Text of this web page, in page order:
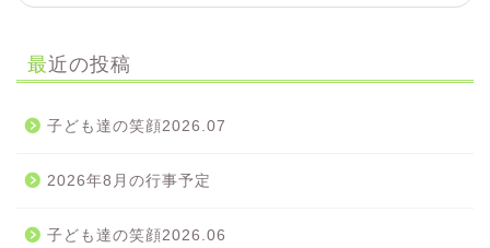
最近の投稿
子ども達の笑顔2026.07
2026年8月の行事予定
子ども達の笑顔2026.06